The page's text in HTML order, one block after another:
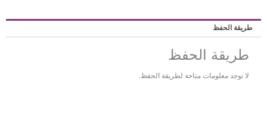
طريقة الحفظ
طريقة الحفظ
لا توجد معلومات متاحة لطريقة الحفظ.